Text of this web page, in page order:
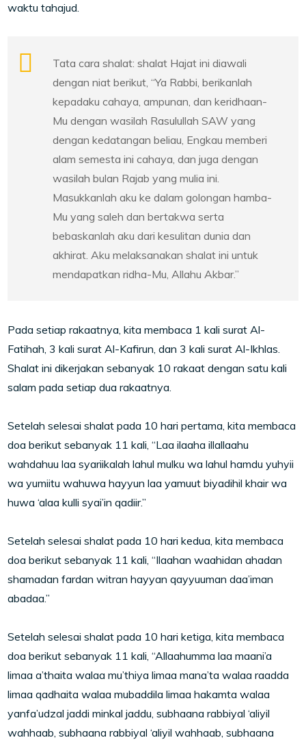
waktu tahajud.
Tata cara shalat: shalat Hajat ini diawali
dengan niat berikut, “Ya Rabbi, berikanlah
kepadaku cahaya, ampunan, dan keridhaan-
Mu dengan wasilah Rasulullah SAW yang
dengan kedatangan beliau, Engkau memberi
alam semesta ini cahaya, dan juga dengan
wasilah bulan Rajab yang mulia ini.
Masukkanlah aku ke dalam golongan hamba-
Mu yang saleh dan bertakwa serta
bebaskanlah aku dari kesulitan dunia dan
akhirat. Aku melaksanakan shalat ini untuk
mendapatkan ridha-Mu, Allahu Akbar.”
Pada setiap rakaatnya, kita membaca 1 kali surat Al-
Fatihah, 3 kali surat Al-Kafirun, dan 3 kali surat Al-Ikhlas.
Shalat ini dikerjakan sebanyak 10 rakaat dengan satu kali
salam pada setiap dua rakaatnya.
Setelah selesai shalat pada 10 hari pertama, kita membaca
doa berikut sebanyak 11 kali, “Laa ilaaha illallaahu
wahdahuu laa syariikalah lahul mulku wa lahul hamdu yuhyii
wa yumiitu wahuwa hayyun laa yamuut biyadihil khair wa
huwa ‘alaa kulli syai’in qadiir.”
Setelah selesai shalat pada 10 hari kedua, kita membaca
doa berikut sebanyak 11 kali, “Ilaahan waahidan ahadan
shamadan fardan witran hayyan qayyuuman daa’iman
abadaa.”
Setelah selesai shalat pada 10 hari ketiga, kita membaca
doa berikut sebanyak 11 kali, “Allaahumma laa maani’a
limaa a’thaita walaa mu’thiya limaa mana’ta walaa raadda
limaa qadhaita walaa mubaddila limaa hakamta walaa
yanfa’udzal jaddi minkal jaddu, subhaana rabbiyal ‘aliyil
wahhaab, subhaana rabbiyal ‘aliyil wahhaab, subhaana